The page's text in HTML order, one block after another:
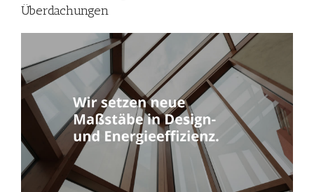
Überdachungen